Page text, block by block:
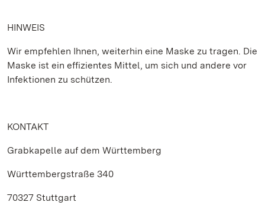
HINWEIS
Wir empfehlen Ihnen, weiterhin eine Maske zu tragen. Die
Maske ist ein effizientes Mittel, um sich und andere vor
Infektionen zu schützen.
KONTAKT
Grabkapelle auf dem Württemberg
Württembergstraße 340
70327 Stuttgart